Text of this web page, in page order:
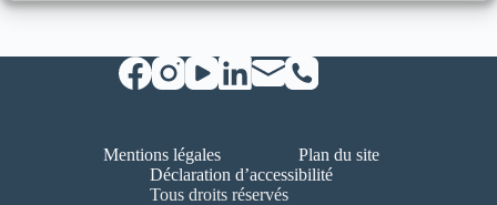
Mentions légales
Plan du site
Déclaration d’accessibilité
Tous droits réservés